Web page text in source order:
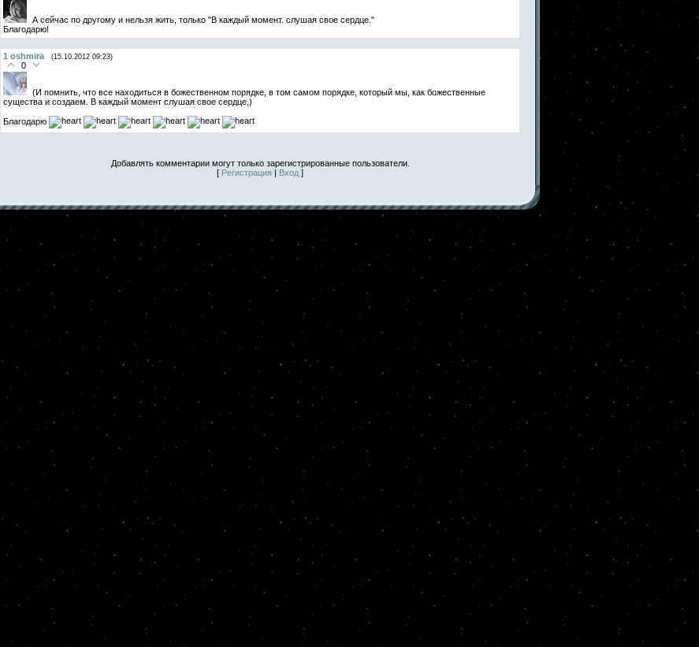
А сейчас по другому и нельзя жить, только "В каждый момент. слушая свое сердце."
Благодарю!
1 oshmira (15.10.2012 09:23)
0
(И помнить, что все находиться в божественном порядке, в том самом порядке, который мы, как божественные
существа и создаем. В каждый момент слушая свое сердце,)
Благодарю
Добавлять комментарии могут только зарегистрированные пользователи.
[ Регистрация | Вход ]